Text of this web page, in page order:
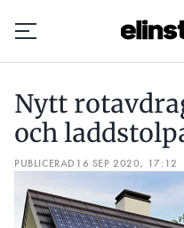
Prenumerera
Hantera
Lediga jobb
Nytt
och
PUBLICERAD 16 SEP 2020, 17:12